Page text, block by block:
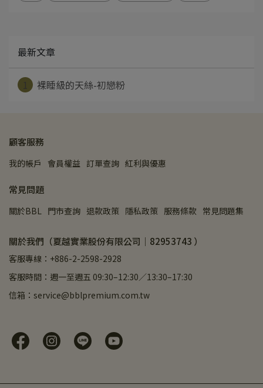
最新文章
裸睡級的天絲-初戀粉
顧客服務
我的帳戶 會員權益 訂單查詢 紅利與優惠
常見問題
關於BBL 門市查詢 退款政策 隱私政策 服務條款 常見問題集
關於我們（夏越實業股份有限公司｜82953743 ）
客服專線：+886-2-2598-2928
客服時間：週一至週五 09:30–12:30／13:30–17:30
信箱：service@bblpremium.com.tw